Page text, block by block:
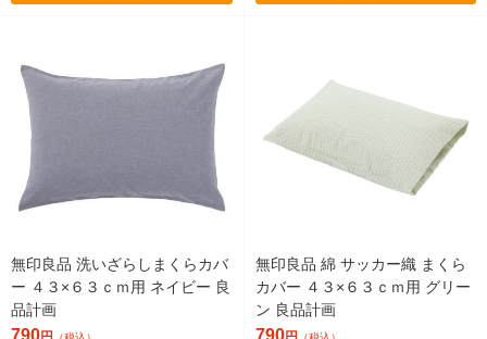
無印良品 洗いざらしまくらカバ
ー ４３×６３ｃｍ用 ネイビー 良
品計画
無印良品 綿 サッカー織 まくら
カバー ４３×６３ｃｍ用 グリー
ン 良品計画